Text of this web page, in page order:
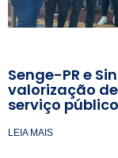
Senge-PR e
valorização
serviço
LEIA MAIS